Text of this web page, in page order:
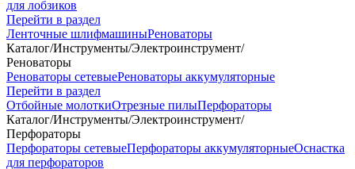
для лобзиков
Перейти в раздел
Ленточные шлифмашиныРеноваторы
Каталог/Инструменты/Электроинструмент/
Реноваторы
Реноваторы сетевыеРеноваторы аккумуляторные
Перейти в раздел
Отбойные молоткиОтрезные пилыПерфораторы
Каталог/Инструменты/Электроинструмент/
Перфораторы
Перфораторы сетевыеПерфораторы аккумуляторныеОснастка
для перфораторов